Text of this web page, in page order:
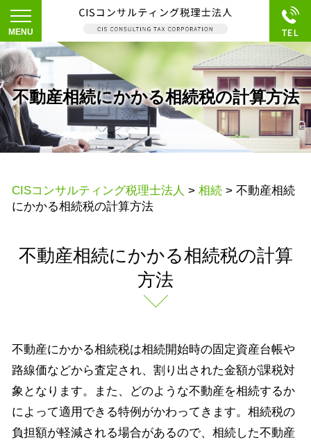
不動産相続にかかる相続税の計算方法
CISコンサルティング税理士法人 > 相続 > 不動産相続
にかかる相続税の計算方法
不動産相続にかかる相続税の計算
方法
不動産にかかる相続税は相続開始時の固定資産台帳や
路線価などから査定され、割り出された金額が課税対
象となります。また、どのような不動産を相続するか
によって適用できる特例がかわってきます。相続税の
負担額が軽減される場合があるので、相続した不動産